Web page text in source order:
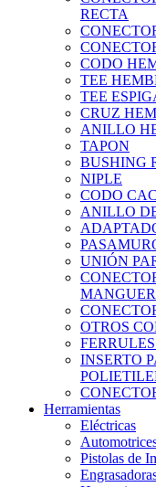
RECTA
CODO
TEE
TEE
CRUZ
ANILLO
TAPON
BUSHING
NIPLE
CODO
ANILLO
UNIÓN
OTROS
INSERTO
Herramientas
Eléctricas
Pistolas de